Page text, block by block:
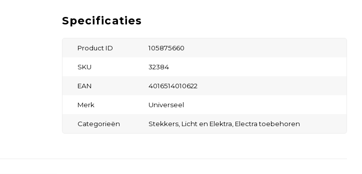
Specificaties
Product ID 105875660
SKU 32384
EAN 4016514010622
Merk Universeel
Categorieën Stekkers, Licht en Elektra, Electra toebehoren